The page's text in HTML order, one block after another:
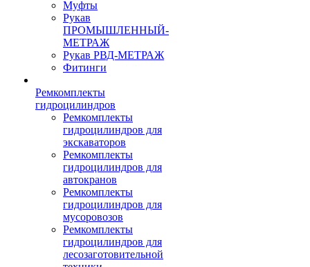
Муфты
Рукав
ПРОМЫШЛЕННЫЙ-
МЕТРАЖ
Рукав РВД-МЕТРАЖ
Фитинги
Ремкомплекты
гидроцилиндров
Ремкомплекты
гидроцилиндров для
экскаваторов
Ремкомплекты
гидроцилиндров для
автокранов
Ремкомплекты
гидроцилиндров для
мусоровозов
Ремкомплекты
гидроцилиндров для
лесозаготовительной